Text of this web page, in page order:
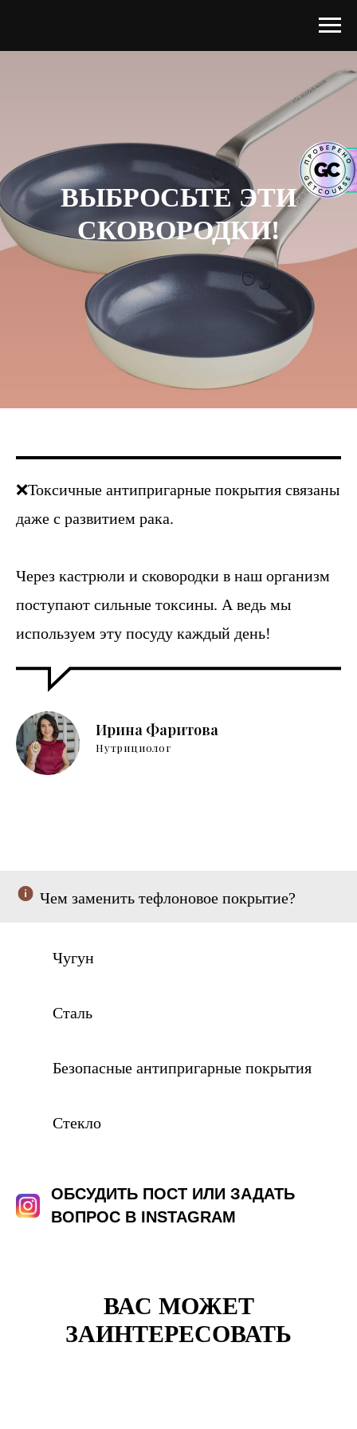
ВЫБРОСЬТЕ ЭТИ
СКОВОРОДКИ!
❌Токсичные антипригарные покрытия связаны
даже с развитием рака.
Через кастрюли и сковородки в наш организм
поступают сильные токсины. А ведь мы
используем эту посуду каждый день!
Ирина Фаритова
Нутрициолог
Чем заменить тефлоновое покрытие?
Чугун
Сталь
Безопасные антипригарные покрытия
Стекло
ОБСУДИТЬ ПОСТ ИЛИ ЗАДАТЬ
ВОПРОС В INSTAGRAM
ВАС МОЖЕТ
ЗАИНТЕРЕСОВАТЬ